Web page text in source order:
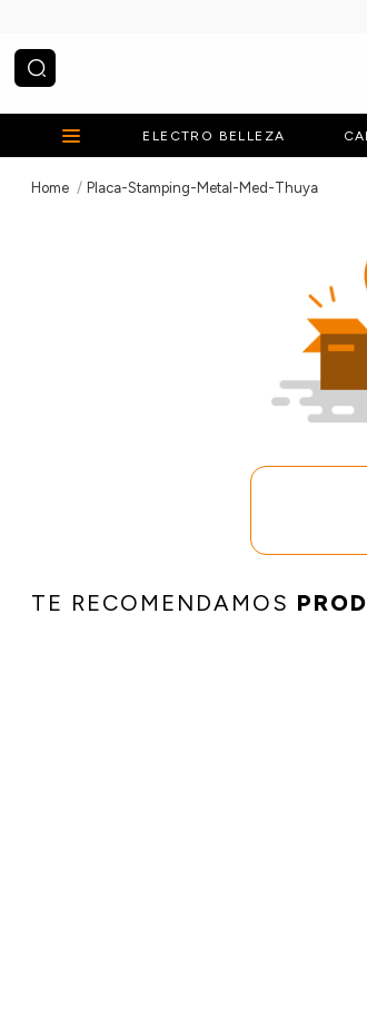
¿Qué estás buscando?
ELECTRO BELLEZA
Placa-Stamping-Metal-Med-Thuya
TE RECOMENDAMOS